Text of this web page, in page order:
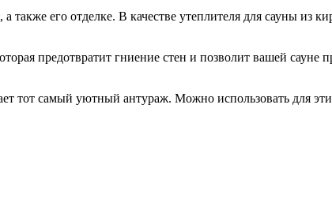
также его отделке. В качестве утеплителя для сауны из
предотвратит гниение стен и позволит вашей сауне
тот самый уютный антураж. Можно использовать для